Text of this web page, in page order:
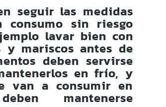
seguir las medidas
consumo sin riesgo
lavar bien con
y mariscos antes de
deben servirse
en frío, y
van a consumir en
mantenerse